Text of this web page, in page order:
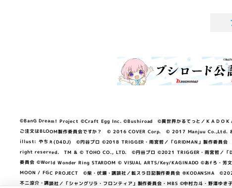
©BanG Dream! Project ©Craft Egg Inc. ©Bushiroad ©異世界かるてっと／ＫＡＤ
ご注文はBLOOM製作委員会ですか？ © 2016 COVER Corp. © 2017 Manjuu
illust: やちぇ(D4DJ) ©円谷プロ ©2018 TRIGGER・雨宮哲／「GRIDMAN」製作委員会
right reserved. TM & © TOHO CO., LTD. ©円谷プロ ©2021 TRIGGER・雨宮哲／「
委員会 ©World Wonder Ring STARDOM © VISUAL ARTS/Key/KAGINADO ©あfろ・芳
MOON / FGC PROJECT ©柴・伏瀬・講談社／転スラ日記製作委員会 ®KODANSHA
不二涼介・講談社／「シャングリラ・フロンティア」製作委員会・MBS ©中村力斗・野澤